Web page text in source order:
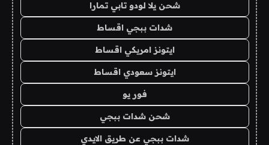
شحن يلا لودو تابي تمارا
شدات ببجي اقساط
ايتونز امريكي اقساط
ايتونز سعودي اقساط
فور يو
شحن شدات ببجي
شدات ببجي عن طريق الايدي